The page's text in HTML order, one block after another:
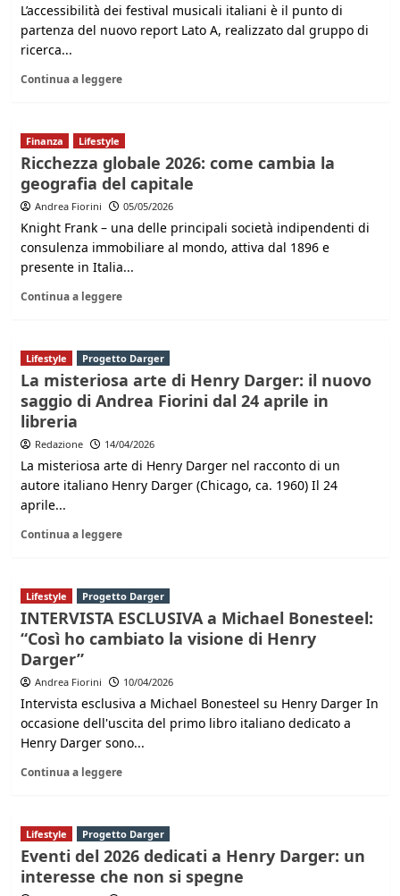
L’accessibilità dei festival musicali italiani è il punto di
partenza del nuovo report Lato A, realizzato dal gruppo di
ricerca...
Continua a leggere
Finanza Lifestyle
Ricchezza globale 2026: come cambia la
geografia del capitale
Andrea Fiorini 05/05/2026
Knight Frank – una delle principali società indipendenti di
consulenza immobiliare al mondo, attiva dal 1896 e
presente in Italia...
Continua a leggere
Lifestyle Progetto Darger
La misteriosa arte di Henry Darger: il nuovo
saggio di Andrea Fiorini dal 24 aprile in
libreria
Redazione 14/04/2026
La misteriosa arte di Henry Darger nel racconto di un
autore italiano Henry Darger (Chicago, ca. 1960) Il 24
aprile...
Continua a leggere
Lifestyle Progetto Darger
INTERVISTA ESCLUSIVA a Michael Bonesteel:
“Così ho cambiato la visione di Henry
Darger”
Andrea Fiorini 10/04/2026
Intervista esclusiva a Michael Bonesteel su Henry Darger In
occasione dell'uscita del primo libro italiano dedicato a
Henry Darger sono...
Continua a leggere
Lifestyle Progetto Darger
Eventi del 2026 dedicati a Henry Darger: un
interesse che non si spegne